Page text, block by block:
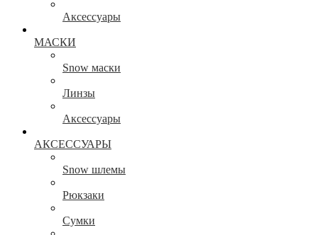
Аксессуары
МАСКИ
Snow маски
Линзы
Аксессуары
АКСЕССУАРЫ
Snow шлемы
Рюкзаки
Сумки